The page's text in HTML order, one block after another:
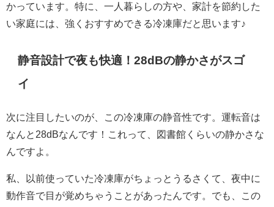
かっています。特に、一人暮らしの方や、家計を節約した
い家庭には、強くおすすめできる冷凍庫だと思います♪
静音設計で夜も快適！28dBの静かさがスゴ
イ
次に注目したいのが、この冷凍庫の静音性です。運転音は
なんと28dBなんです！これって、図書館くらいの静かさな
んですよ。
私、以前使っていた冷凍庫がちょっとうるさくて、夜中に
動作音で目が覚めちゃうことがあったんです。でも、この